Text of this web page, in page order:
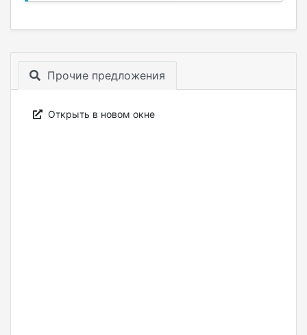
Прочие предложения
Открыть в новом окне